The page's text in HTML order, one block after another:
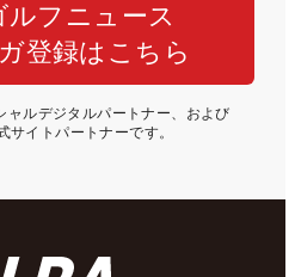
ルフニュース
登録はこちら
ャルデジタルパートナー、および
サイトパートナーです。